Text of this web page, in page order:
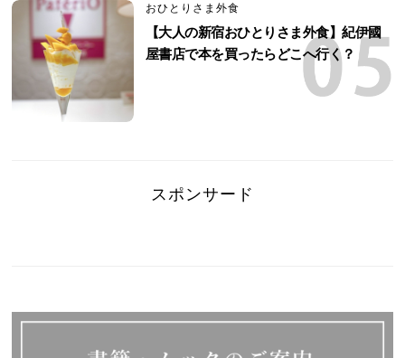
おひとりさま外食
【大人の新宿おひとりさま外食】紀伊國
屋書店で本を買ったらどこへ行く？
スポンサード